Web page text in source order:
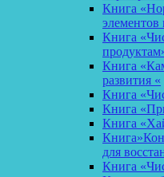
Книга
элементов
Книга
Книга
развития «
Книга
Книга
Книга
для
Книга